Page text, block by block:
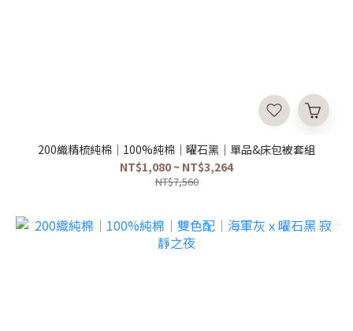
200織精梳純棉｜100%純棉｜曜石黑｜單品&床包被套組
NT$1,080 ~ NT$3,264
NT$7,560